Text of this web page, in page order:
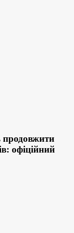
офіційний